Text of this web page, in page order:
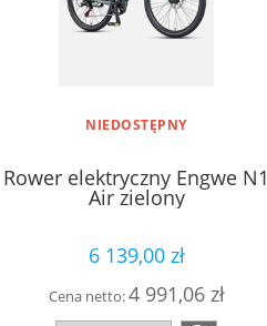
NIEDOSTĘPNY
Rower elektryczny Engwe N1
Air zielony
6 139,00 zł
Cena netto:4 991,06 zł